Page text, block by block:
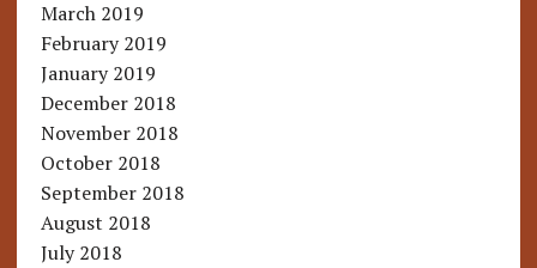
March 2019
February 2019
January 2019
December 2018
November 2018
October 2018
September 2018
August 2018
July 2018